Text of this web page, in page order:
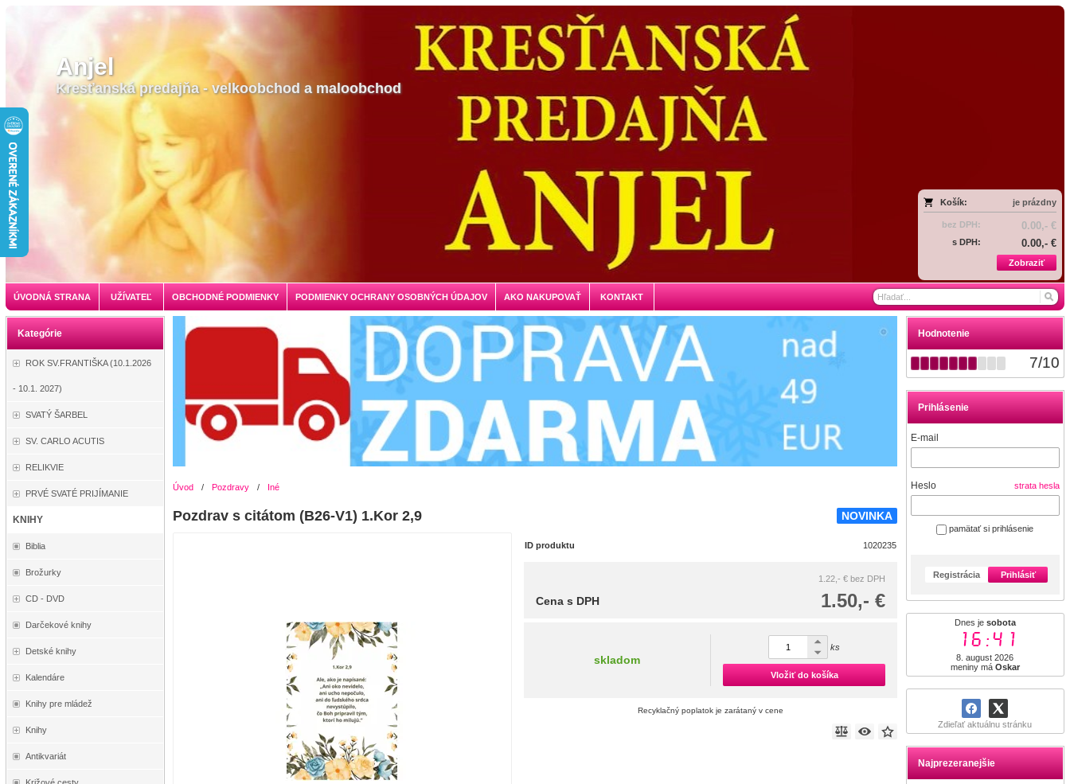
Košík: je prázdny
bez DPH: 0.00,- €
s DPH: 0.00,- €
Zobraziť
Anjel
Kresťanská predajňa - velkoobchod a maloobchod
ÚVODNÁ STRANA UŽÍVATEĽ OBCHODNÉ PODMIENKY PODMIENKY OCHRANY OSOBNÝCH ÚDAJOV AKO NAKUPOVAŤ KONTAKT
Kategórie
ROK SV.FRANTIŠKA (10.1.2026
- 10.1. 2027)
SVATÝ ŠARBEL
SV. CARLO ACUTIS
RELIKVIE
PRVÉ SVATÉ PRIJÍMANIE
KNIHY
Biblia
Brožurky
CD - DVD
Darčekové knihy
Detské knihy
Kalendáre
Knihy pre mládež
Knihy
Antikvariát
Hodnotenie
7/10
Prihlásenie
E-mail
Heslo strata hesla
pamätať si prihlásenie
Registrácia Prihlásiť
Dnes je sobota
16:41
8. august 2026
meniny má Oskar
Zdieľať aktuálnu stránku
Najprezeranejšie
Úvod / Pozdravy / Iné
NOVINKA
Pozdrav s citátom (B26-V1) 1.Kor 2,9
ID produktu 1020235
1.22,- € bez DPH
1.50,- €
Cena s DPH
skladom
ks
Vložiť do košíka
Recyklačný poplatok je zarátaný v cene